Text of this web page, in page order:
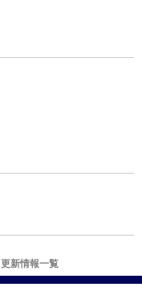
更新情報一覧